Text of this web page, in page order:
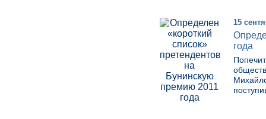
15
года